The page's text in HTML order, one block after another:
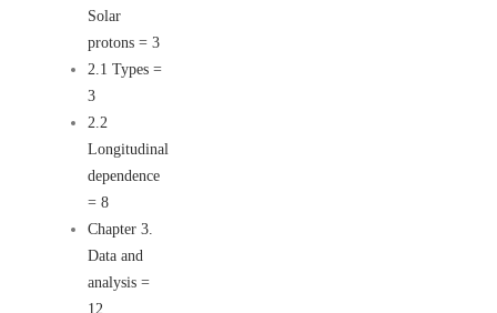
Solar
protons = 3
2.1 Types =
3
2.2
Longitudinal
dependence
= 8
Chapter 3.
Data and
analysis =
12